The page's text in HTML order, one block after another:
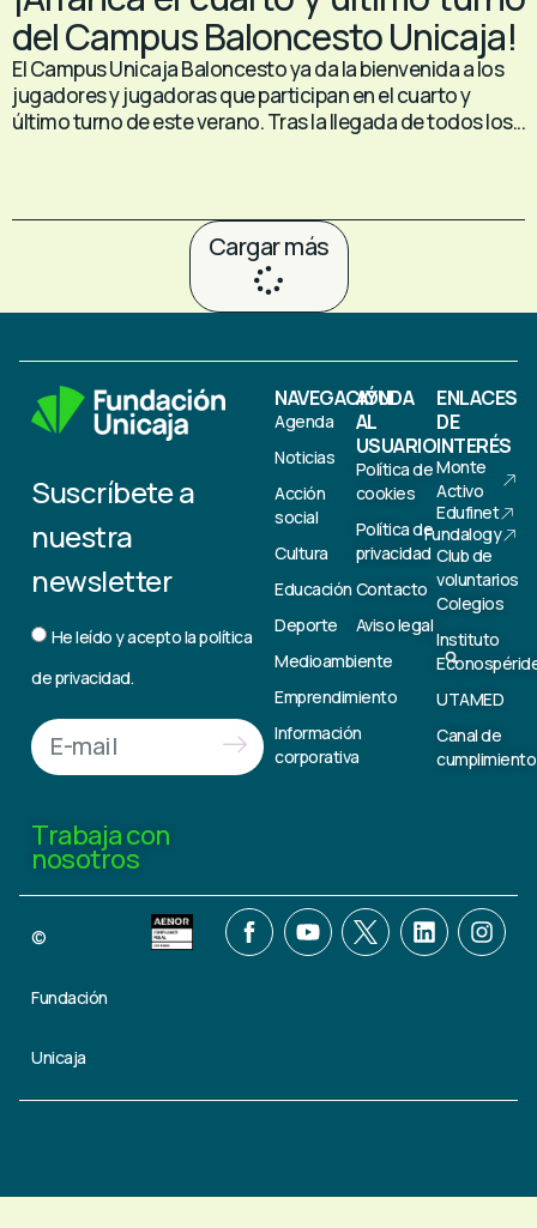
del Campus Baloncesto Unicaja!
El Campus Unicaja Baloncesto ya da la bienvenida a los
jugadores y jugadoras que participan en el cuarto y
último turno de este verano. Tras la llegada de todos los...
Cargar más
Suscríbete a
nuestra
newsletter
He leído y acepto lapolítica
de privacidad.
Trabaja con
nosotros
NAVEGACIÓN
Agenda
Noticias
Acción
social
Cultura
Educación
Deporte
Medioambiente
Emprendimiento
Información
corporativa
AYUDA
AL
USUARIO
Política de
cookies
Política de
privacidad
Contacto
Aviso legal
ENLACES
DE
INTERÉS
Monte
Activo
Edufinet
Fundalogy
Club de
voluntarios
Colegios
Instituto
UTAMED
Canal de
cumplimiento
©
Fundación
Unicaja